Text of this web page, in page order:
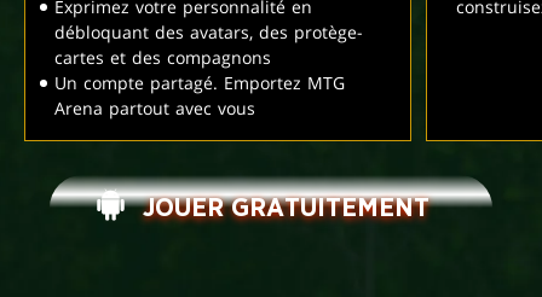
Exprimez votre personnalité en
débloquant des avatars, des protège-
cartes et des compagnons
Un compte partagé. Emportez MTG
Arena partout avec vous
JOUER GRATUITEMENT